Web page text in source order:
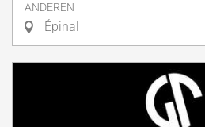
ANDEREN
Épinal